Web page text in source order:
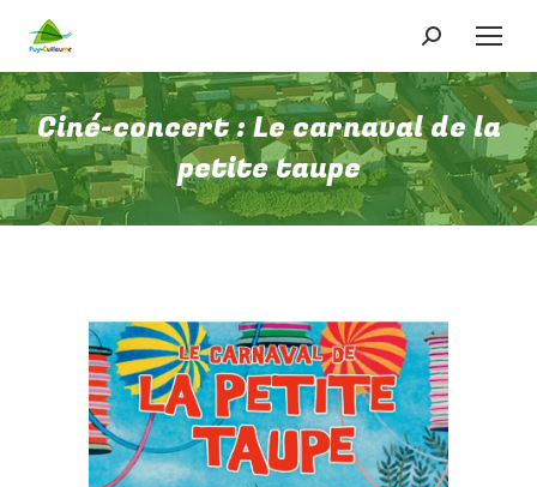
Recherche
:
Ciné-concert : Le carnaval de la
petite taupe